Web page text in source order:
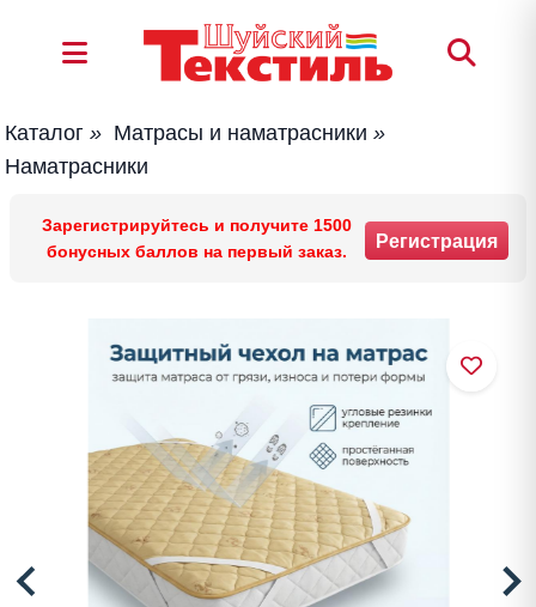
Каталог » Матрасы и наматрасники »
Наматрасники
Зарегистрируйтесь и получите 1500
бонусных баллов на первый заказ.
Регистрация